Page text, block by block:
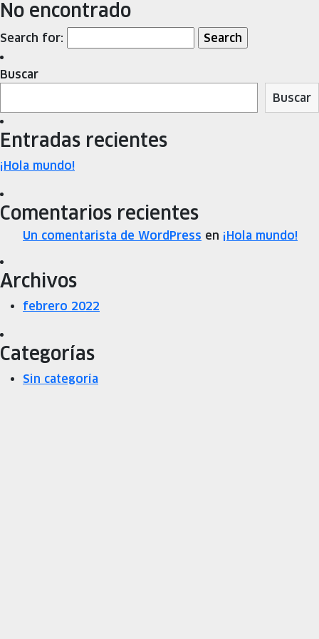
No encontrado
Search for:
Buscar
Buscar
Entradas recientes
¡Hola mundo!
Comentarios recientes
Un comentarista de WordPress en ¡Hola mundo!
Archivos
febrero 2022
Categorías
Sin categoría